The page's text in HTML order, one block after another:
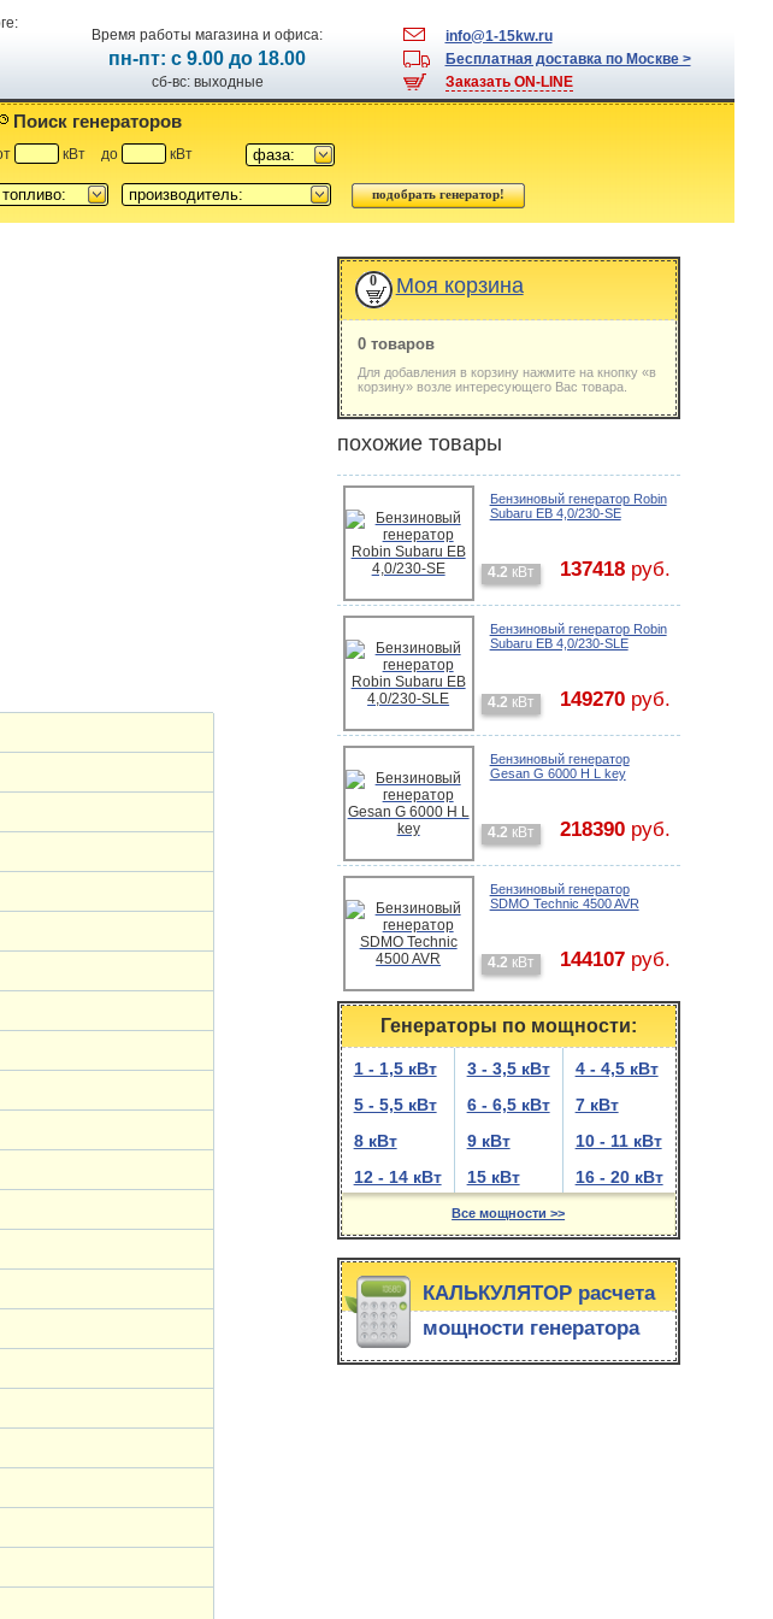
Время работы магазина и офиса:
пн-пт: с 9.00 до 18.00
сб-вс: выходные
info@1-15kw.ru
Бесплатная доставка по Москве >
Заказать ON-LINE
Поиск генераторов
кВт до кВт фаза:
топливо: производитель:
0 Моя корзина
0 товаров
Для добавления в корзину нажмите на кнопку «в
корзину» возле интересующего Вас товара.
похожие товары
Бензиновый генератор Robin
Subaru EB 4,0/230-SE
4.2 кВт 137418руб.
Бензиновый генератор Robin
Subaru EB 4,0/230-SLE
4.2 кВт 149270руб.
Бензиновый генератор
Gesan G 6000 H L key
4.2 кВт 218390руб.
Бензиновый генератор
SDMO Technic 4500 AVR
4.2 кВт 144107руб.
Генераторы по мощности:
1 - 1,5 кВт 3 - 3,5 кВт
4 - 4,5 кВт
5 - 5,5 кВт
6 - 6,5 кВт
7 кВт
8 кВт
9 кВт
10 - 11 кВт
12 - 14 кВт
15 кВт 16 - 20 кВт
Все мощности >>
КАЛЬКУЛЯТОР расчета
мощности генератора